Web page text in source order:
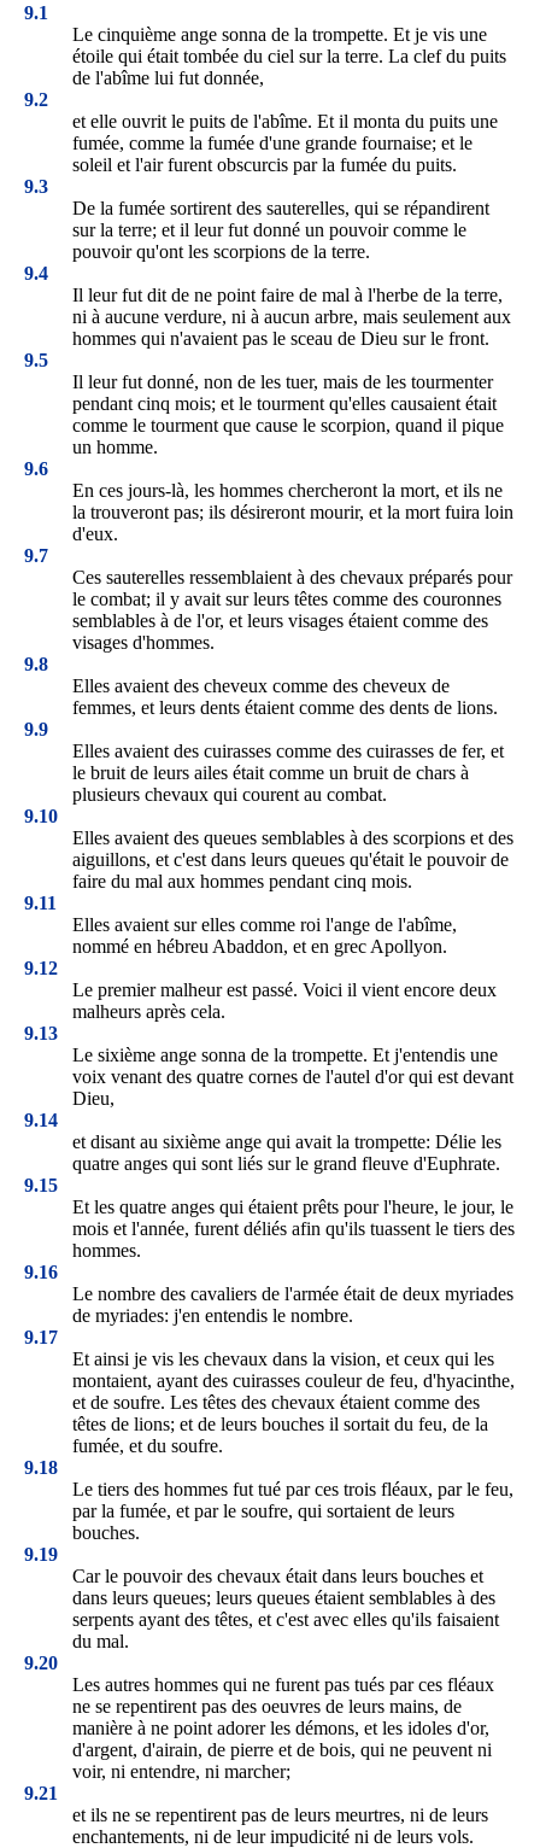
9.1
Le cinquième ange sonna de la trompette. Et je vis une
étoile qui était tombée du ciel sur la terre. La clef du puits
de l'abîme lui fut donnée,
9.2
et elle ouvrit le puits de l'abîme. Et il monta du puits une
fumée, comme la fumée d'une grande fournaise; et le
soleil et l'air furent obscurcis par la fumée du puits.
9.3
De la fumée sortirent des sauterelles, qui se répandirent
sur la terre; et il leur fut donné un pouvoir comme le
pouvoir qu'ont les scorpions de la terre.
9.4
Il leur fut dit de ne point faire de mal à l'herbe de la terre,
ni à aucune verdure, ni à aucun arbre, mais seulement aux
hommes qui n'avaient pas le sceau de Dieu sur le front.
9.5
Il leur fut donné, non de les tuer, mais de les tourmenter
pendant cinq mois; et le tourment qu'elles causaient était
comme le tourment que cause le scorpion, quand il pique
un homme.
9.6
En ces jours-là, les hommes chercheront la mort, et ils ne
la trouveront pas; ils désireront mourir, et la mort fuira loin
d'eux.
9.7
Ces sauterelles ressemblaient à des chevaux préparés pour
le combat; il y avait sur leurs têtes comme des couronnes
semblables à de l'or, et leurs visages étaient comme des
visages d'hommes.
9.8
Elles avaient des cheveux comme des cheveux de
femmes, et leurs dents étaient comme des dents de lions.
9.9
Elles avaient des cuirasses comme des cuirasses de fer, et
le bruit de leurs ailes était comme un bruit de chars à
plusieurs chevaux qui courent au combat.
9.10
Elles avaient des queues semblables à des scorpions et des
aiguillons, et c'est dans leurs queues qu'était le pouvoir de
faire du mal aux hommes pendant cinq mois.
9.11
Elles avaient sur elles comme roi l'ange de l'abîme,
nommé en hébreu Abaddon, et en grec Apollyon.
9.12
Le premier malheur est passé. Voici il vient encore deux
malheurs après cela.
9.13
Le sixième ange sonna de la trompette. Et j'entendis une
voix venant des quatre cornes de l'autel d'or qui est devant
Dieu,
9.14
et disant au sixième ange qui avait la trompette: Délie les
quatre anges qui sont liés sur le grand fleuve d'Euphrate.
9.15
Et les quatre anges qui étaient prêts pour l'heure, le jour, le
mois et l'année, furent déliés afin qu'ils tuassent le tiers des
hommes.
9.16
Le nombre des cavaliers de l'armée était de deux myriades
de myriades: j'en entendis le nombre.
9.17
Et ainsi je vis les chevaux dans la vision, et ceux qui les
montaient, ayant des cuirasses couleur de feu, d'hyacinthe,
et de soufre. Les têtes des chevaux étaient comme des
têtes de lions; et de leurs bouches il sortait du feu, de la
fumée, et du soufre.
9.18
Le tiers des hommes fut tué par ces trois fléaux, par le feu,
par la fumée, et par le soufre, qui sortaient de leurs
bouches.
9.19
Car le pouvoir des chevaux était dans leurs bouches et
dans leurs queues; leurs queues étaient semblables à des
serpents ayant des têtes, et c'est avec elles qu'ils faisaient
du mal.
9.20
Les autres hommes qui ne furent pas tués par ces fléaux
ne se repentirent pas des oeuvres de leurs mains, de
manière à ne point adorer les démons, et les idoles d'or,
d'argent, d'airain, de pierre et de bois, qui ne peuvent ni
voir, ni entendre, ni marcher;
9.21
et ils ne se repentirent pas de leurs meurtres, ni de leurs
enchantements, ni de leur impudicité ni de leurs vols.